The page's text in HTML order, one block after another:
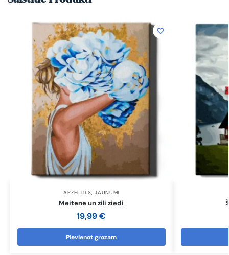
APZELTĪTS,JAUNUMI
Meitene un zili ziedi
19,99€
Pievienot grozam